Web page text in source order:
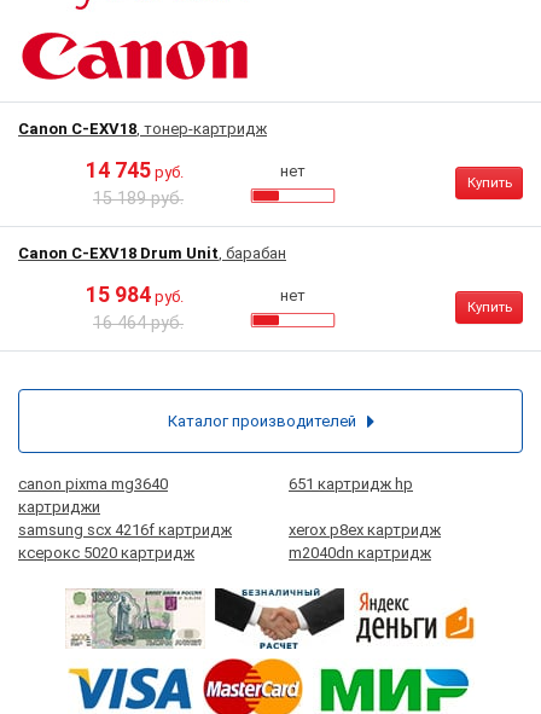
Canon C-EXV18, тонер-картридж
14 745 руб.
15 189 руб.
нет
Купить
Canon C-EXV18 Drum Unit, барабан
15 984 руб.
16 464 руб.
нет
Купить
canon pixma mg3640
картриджи
651 картридж hp
samsung scx 4216f картридж
xerox p8ex картридж
ксерокс 5020 картридж
m2040dn картридж